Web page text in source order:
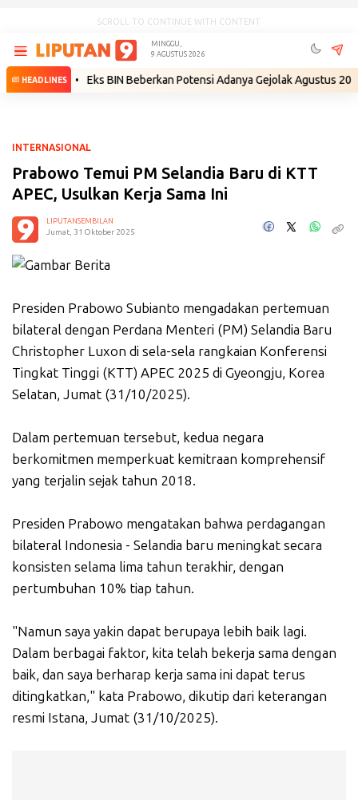
SCROLL TO CONTINUE WITH CONTENT
MINGGU,
9 AGUSTUS 2026
HEADLINES
• Eks BIN Beberkan Potensi Adanya Gejolak Agustus 2026:
INTERNASIONAL
Prabowo Temui PM Selandia Baru di KTT
APEC, Usulkan Kerja Sama Ini
LIPUTANSEMBILAN
Jumat, 31 Oktober 2025
Presiden Prabowo Subianto mengadakan pertemuan
bilateral dengan Perdana Menteri (PM) Selandia Baru
Christopher Luxon di sela-sela rangkaian Konferensi
Tingkat Tinggi (KTT) APEC 2025 di Gyeongju, Korea
Selatan, Jumat (31/10/2025).
Dalam pertemuan tersebut, kedua negara
berkomitmen memperkuat kemitraan komprehensif
yang terjalin sejak tahun 2018.
Presiden Prabowo mengatakan bahwa perdagangan
bilateral Indonesia - Selandia baru meningkat secara
konsisten selama lima tahun terakhir, dengan
pertumbuhan 10% tiap tahun.
"Namun saya yakin dapat berupaya lebih baik lagi.
Dalam berbagai faktor, kita telah bekerja sama dengan
baik, dan saya berharap kerja sama ini dapat terus
ditingkatkan," kata Prabowo, dikutip dari keterangan
resmi Istana, Jumat (31/10/2025).